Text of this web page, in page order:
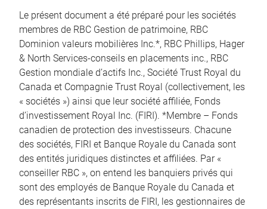
Le présent document a été préparé pour les sociétés
membres de RBC Gestion de patrimoine, RBC
Dominion valeurs mobilières Inc.*, RBC Phillips, Hager
& North Services-conseils en placements inc., RBC
Gestion mondiale d’actifs Inc., Société Trust Royal du
Canada et Compagnie Trust Royal (collectivement, les
« sociétés ») ainsi que leur société affiliée, Fonds
d’investissement Royal Inc. (FIRI). *Membre – Fonds
canadien de protection des investisseurs. Chacune
des sociétés, FIRI et Banque Royale du Canada sont
des entités juridiques distinctes et affiliées. Par «
conseiller RBC », on entend les banquiers privés qui
sont des employés de Banque Royale du Canada et
des représentants inscrits de FIRI, les gestionnaires de